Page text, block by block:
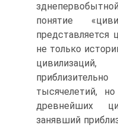
понятие
представляется
не только
тысячелетий,
древнейших
занявший